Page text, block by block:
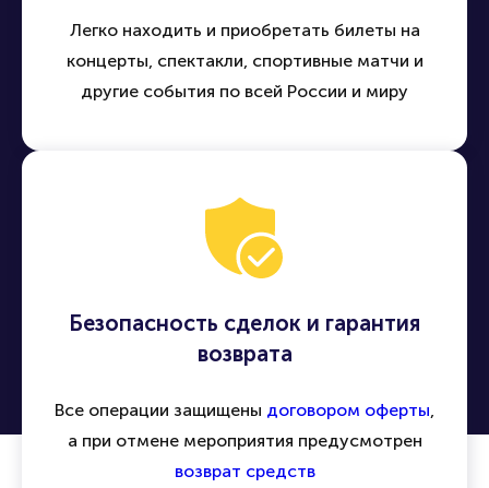
Легко находить и приобретать билеты на
концерты, спектакли, спортивные матчи и
другие события по всей России и миру
Безопасность сделок и гарантия
возврата
Все операции защищены договором оферты,
а при отмене мероприятия предусмотрен
возврат средств